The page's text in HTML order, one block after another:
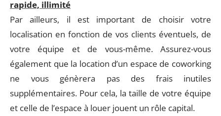
rapide, illimité
Par ailleurs, il est important de choisir votre
localisation en fonction de vos clients éventuels, de
votre équipe et de vous-même. Assurez-vous
également que la location d’un espace de coworking
ne vous génèrera pas des frais inutiles
supplémentaires. Pour cela, la taille de votre équipe
et celle de l’espace à louer jouent un rôle capital.